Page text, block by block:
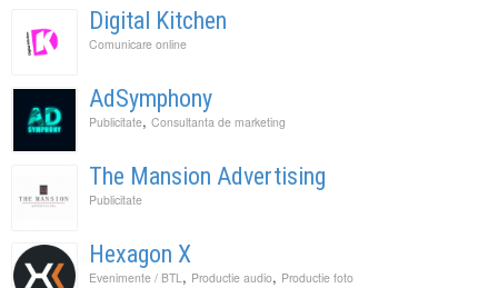
Digital Kitchen
Comunicare online
AdSymphony
Publicitate, Consultanta de marketing
The Mansion Advertising
Publicitate
Hexagon X
Evenimente / BTL , Productie audio, Productie foto